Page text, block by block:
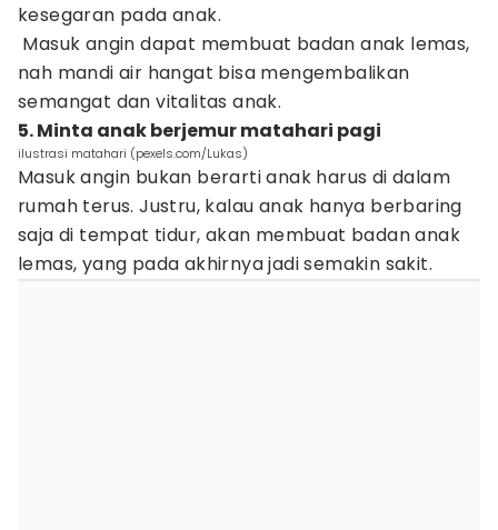
kesegaran pada anak.
Masuk angin dapat membuat badan anak lemas,
nah mandi air hangat bisa mengembalikan
semangat dan vitalitas anak.
5. Minta anak berjemur matahari pagi
ilustrasi matahari (pexels.com/Lukas)
Masuk angin bukan berarti anak harus di dalam
rumah terus. Justru, kalau anak hanya berbaring
saja di tempat tidur, akan membuat badan anak
lemas, yang pada akhirnya jadi semakin sakit.